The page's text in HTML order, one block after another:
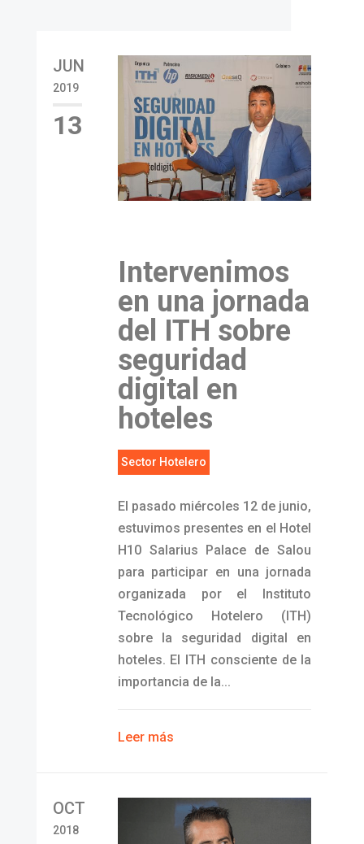
JUN
2019
13
Intervenimos
en una jornada
del ITH sobre
seguridad
digital en
hoteles
Sector Hotelero
El pasado miércoles 12 de junio,
estuvimos presentes en el Hotel
H10 Salarius Palace de Salou
para participar en una jornada
organizada por el Instituto
Tecnológico Hotelero (ITH)
sobre la seguridad digital en
hoteles. El ITH consciente de la
importancia de la...
Leer más
OCT
2018